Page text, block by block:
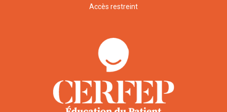
Accès restreint